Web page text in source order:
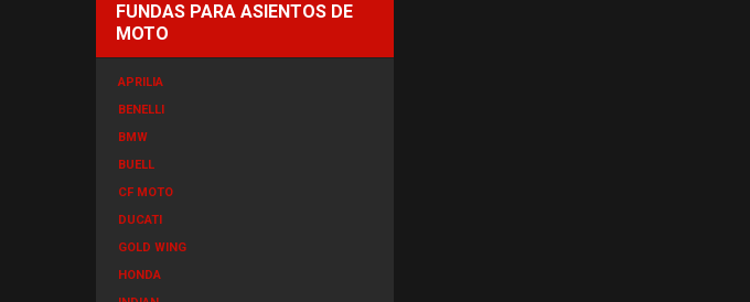
FUNDAS PARA ASIENTOS DE
MOTO
APRILIA
BENELLI
BMW
BUELL
CF MOTO
DUCATI
GOLD WING
HONDA